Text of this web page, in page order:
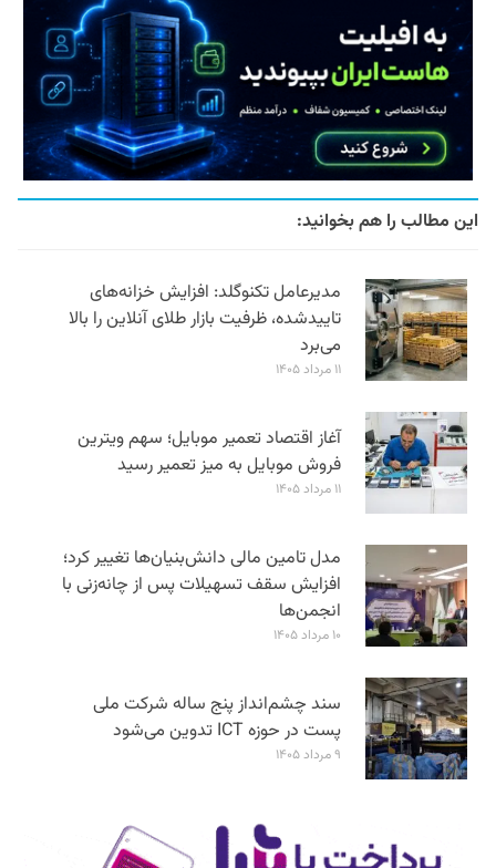
این مطالب را هم بخوانید:
مدیرعامل تکنوگلد: افزایش خزانه‌های
تاییدشده، ظرفیت بازار طلای آنلاین را بالا
می‌برد
۱۱ مرداد ۱۴۰۵
آغاز اقتصاد تعمیر موبایل؛ سهم ویترین
فروش موبایل به میز تعمیر رسید
۱۱ مرداد ۱۴۰۵
مدل تامین مالی دانش‌بنیان‌ها تغییر کرد؛
افزایش سقف تسهیلات پس از چانه‌زنی با
انجمن‌ها
۱۰ مرداد ۱۴۰۵
سند چشم‌انداز پنج ساله شرکت ملی
پست در حوزه ICT تدوین می‌شود
۹ مرداد ۱۴۰۵